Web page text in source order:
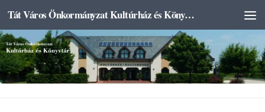
Skip to content Tát Város Önkormányzat Kultúrház és Könyvtár